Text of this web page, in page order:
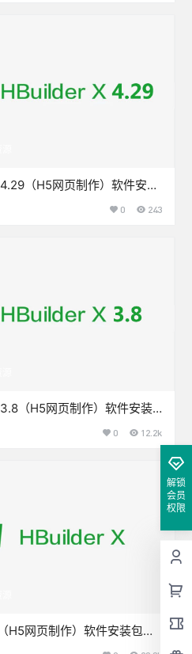
（H5网页制作）软件安装
0 243
（H5网页制作）软件安装
0 12.2k
H5网页制作）软件安装包下
解锁
会员
权限